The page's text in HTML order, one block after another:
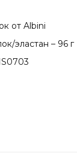
от Albini
эластан – 96 г